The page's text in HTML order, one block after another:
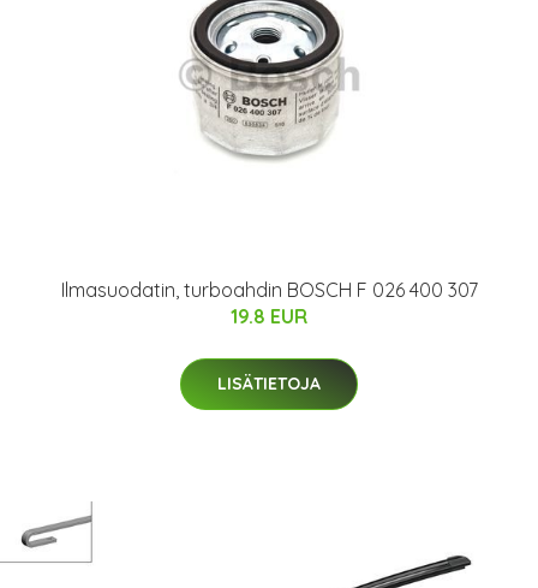
Ilmasuodatin, turboahdin BOSCH F 026 400 307
19.8 EUR
LISÄTIETOJA